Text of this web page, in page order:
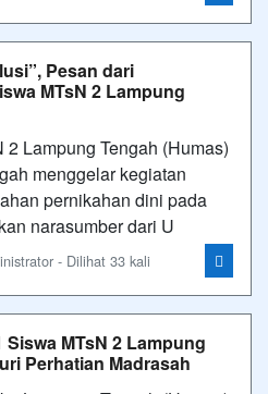
Pesan dari
MTsN 2 Lampung
2 Lampung Tengah (Humas)
menggelar kegiatan
pernikahan dini pada
narasumber dari U
- Dilihat 33 kali
MTsN 2 Lampung
Perhatian Madrasah